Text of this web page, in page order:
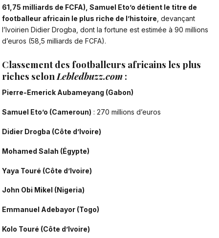
61,75 milliards de FCFA), Samuel Eto’o détient le titre de
footballeur africain le plus riche de l’histoire , devançant
l’Ivoirien Didier Drogba , dont la fortune est estimée à 90 millions
d’euros (58,5 milliards de FCFA).
Classement des footballeurs africains les plus
riches selon Lebledbuzz.com :
Pierre-Emerick Aubameyang (Gabon)
Samuel Eto’o (Cameroun) : 270 millions d’euros
Didier Drogba (Côte d’Ivoire)
Mohamed Salah (Égypte)
Yaya Touré (Côte d’Ivoire)
John Obi Mikel (Nigeria)
Emmanuel Adebayor (Togo)
Kolo Touré (Côte d’Ivoire)